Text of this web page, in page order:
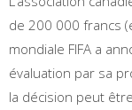
de 200 000 francs
mondiale FIFA a
évaluation par sa
la décision peut